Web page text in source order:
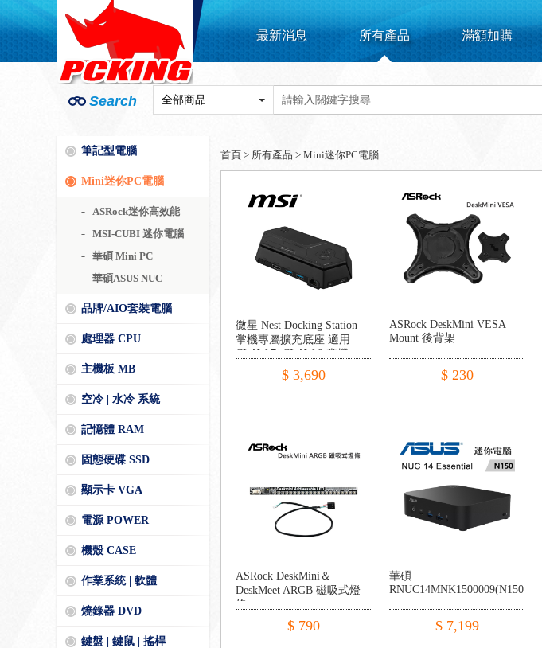
最新消息 所有產品 滿額加購
Search
筆記型電腦
Mini迷你PC電腦
ASRock迷你高效能
MSI-CUBI 迷你電腦
華碩 Mini PC
華碩ASUS NUC
品牌/AIO套裝電腦
處理器 CPU
主機板 MB
空冷 | 水冷 系統
記憶體 RAM
固態硬碟 SSD
顯示卡 VGA
電源 POWER
機殼 CASE
作業系統 | 軟體
燒錄器 DVD
鍵盤 | 鍵鼠 | 搖桿
首頁 > 所有產品 > Mini迷你PC電腦
微星 Nest Docking Station
掌機專屬擴充底座 適用
CLAW 7/ CLAW 8 掌機
$ 3,690
ASRock DeskMini VESA
Mount 後背架
$ 230
ASRock DeskMini＆
DeskMeet ARGB 磁吸式燈
條
$ 790
華碩
RNUC14MNK1500009(N150)
$ 7,199